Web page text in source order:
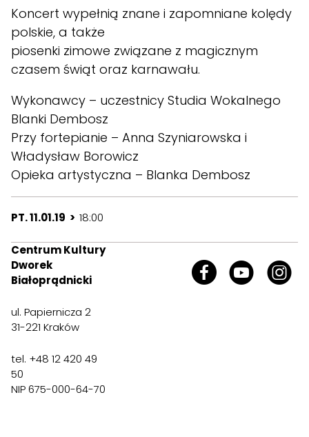
Koncert wypełnią znane i zapomniane kolędy
polskie, a także
piosenki zimowe związane z magicznym
czasem świąt oraz karnawału.
Wykonawcy – uczestnicy Studia Wokalnego
Blanki Dembosz
Przy fortepianie – Anna Szyniarowska i
Władysław Borowicz
Opieka artystyczna – Blanka Dembosz
PT. 11.01.19 > 18:00
Centrum Kultury
Dworek
Białoprądnicki
ul. Papiernicza 2
31-221 Kraków
tel. +48 12 420 49
50
NIP 675-000-64-70